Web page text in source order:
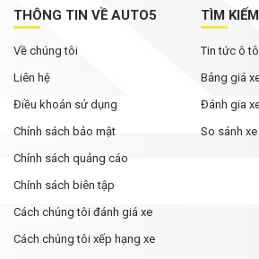
tô đua nhau nâng thời hạn
Rolls-Royce Phantom
bài đăng của Hoa hậu
THÔNG TIN VỀ AUTO5
Về chúng tôi
Liên hệ
Điều khoản sử dụng
Chính sách bảo mật
Chính sách quảng cáo
Chính sách biên tập
Cách chúng tôi đánh giá xe
Cách chúng tôi xếp hạng xe
TÌM KIẾM
Tin tức ô tô
Bảng giá
Đánh gia
So sánh xe